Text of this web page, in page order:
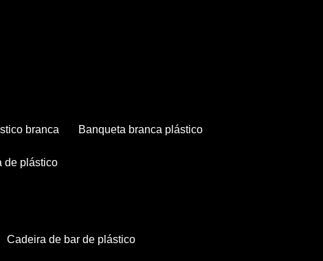
branca banqueta branca plástico
de plástico
cadeira de bar de plástico